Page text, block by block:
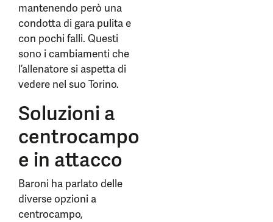
mantenendo però una
condotta di gara pulita e
con pochi falli. Questi
sono i cambiamenti che
l’allenatore si aspetta di
vedere nel suo Torino.
Soluzioni a
centrocampo
e in attacco
Baroni ha parlato delle
diverse opzioni a
centrocampo,